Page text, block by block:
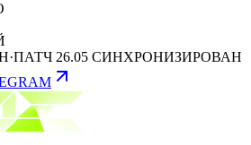
·ПАТЧ 26.05 СИНХРОНИЗИРОВАН